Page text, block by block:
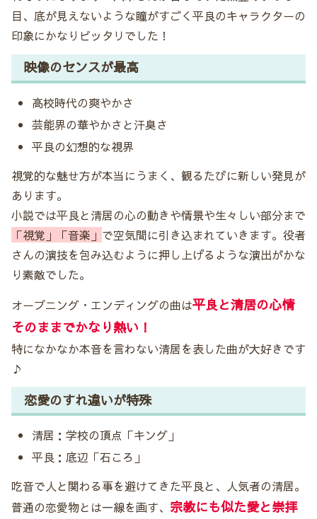
目、底が見えないような瞳がすごく平良のキャラクターの
印象にかなりピッタリでした！
映像のセンスが最高
高校時代の爽やかさ
芸能界の華やかさと汗臭さ
平良の幻想的な視界
視覚的な魅せ方が本当にうまく、観るたびに新しい発見が
あります。
小説では平良と清居の心の動きや情景や生々しい部分まで
「視覚」「音楽」 で空気間に引き込まれていきます。役者
さんの演技を包み込むように押し上げるような演出がかな
り素敵でした。
オープニング・エンディングの曲は平良と清居の心情
そのままでかなり熱い！
特になかなか本音を言わない清居を表した曲が大好きです
♪
恋愛のすれ違いが特殊
清居：学校の頂点「キング」
平良：底辺「石ころ」
吃音で人と関わる事を避けてきた平良と、人気者の清居。
普通の恋愛物とは一線を画す、 宗教にも似た愛と崇拝